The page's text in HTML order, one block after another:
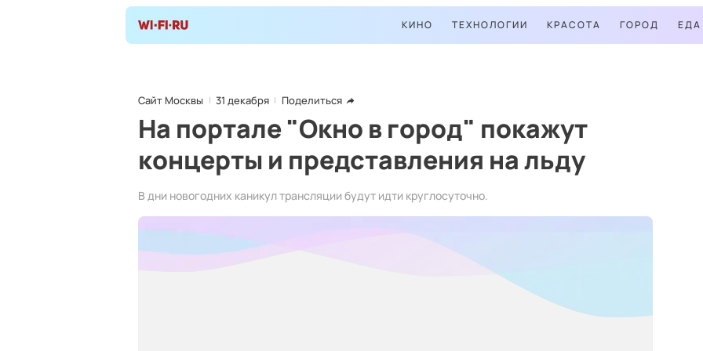
КИНО ТЕХНОЛОГИИ КРАСОТА ГОРОД ЕДА
Сайт Москвы 31 декабря Поделиться
На портале "Окно в город" покажут
концерты и представления на льду
В дни новогодних каникул трансляции будут идти круглосуточно.